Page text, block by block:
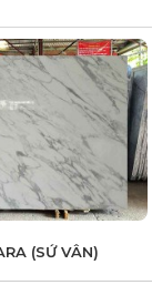
(SỨ VÂN)